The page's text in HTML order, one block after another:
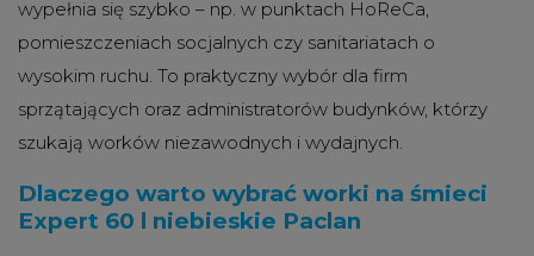
wypełnia się szybko – np. w punktach HoReCa,
pomieszczeniach socjalnych czy sanitariatach o
wysokim ruchu. To praktyczny wybór dla firm
sprzątających oraz administratorów budynków, którzy
szukają worków niezawodnych i wydajnych.
Dlaczego warto wybrać worki na śmieci
Expert 60 l niebieskie Paclan